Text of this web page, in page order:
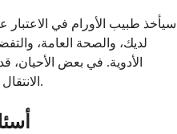
سيأخذ طبيب الأورام في الاعتبار
لديك، والصحة العامة،
الأدوية. في بعض الأحيان،
الانتقال إلى الآخر بناءً على الفعالية والتحمل.